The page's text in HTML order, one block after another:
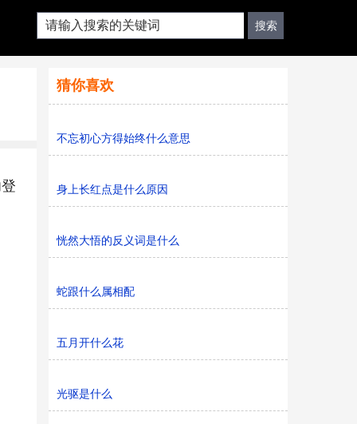
猜你喜欢
不忘初心方得始终什么意思
身上长红点是什么原因
恍然大悟的反义词是什么
蛇跟什么属相配
五月开什么花
光驱是什么